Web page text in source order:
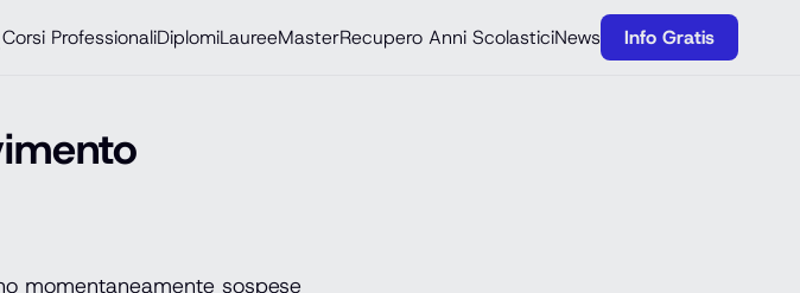
Corsi ProfessionaliDiplomiLaureeMasterRecupero Anni ScolasticiNews Info Gratis
momentaneamente sospese